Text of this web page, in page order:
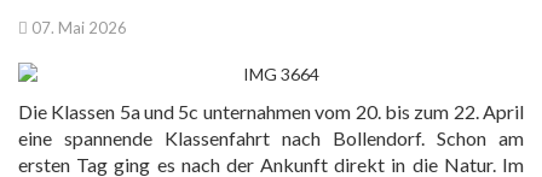
07. Mai 2026
Die Klassen 5a und 5c unternahmen vom 20. bis zum 22. April
eine spannende Klassenfahrt nach Bollendorf. Schon am
ersten Tag ging es nach der Ankunft direkt in die Natur. Im